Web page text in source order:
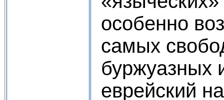
особенно
самых
буржуазных
еврейский